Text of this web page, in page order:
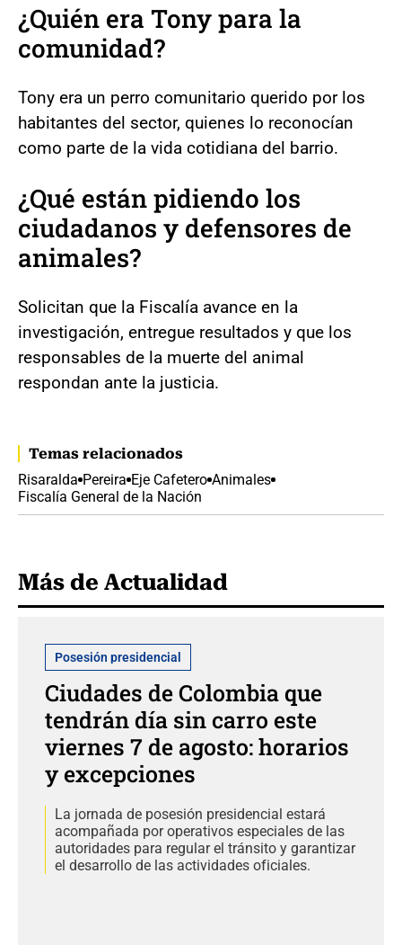
¿Quién era Tony para la
comunidad?
Tony era un perro comunitario querido por los
habitantes del sector, quienes lo reconocían
como parte de la vida cotidiana del barrio.
¿Qué están pidiendo los
ciudadanos y defensores de
animales?
Solicitan que la Fiscalía avance en la
investigación, entregue resultados y que los
responsables de la muerte del animal
respondan ante la justicia.
Temas relacionados
Risaralda Pereira Eje Cafetero Animales
Fiscalía General de la Nación
Más de Actualidad
Posesión presidencial
Ciudades de Colombia que
tendrán día sin carro este
viernes 7 de agosto: horarios
y excepciones
La jornada de posesión presidencial estará
acompañada por operativos especiales de las
autoridades para regular el tránsito y garantizar
el desarrollo de las actividades oficiales.